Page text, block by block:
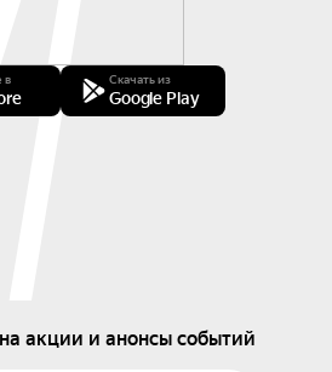
в Скачать из
Google Play
акции и анонсы событий